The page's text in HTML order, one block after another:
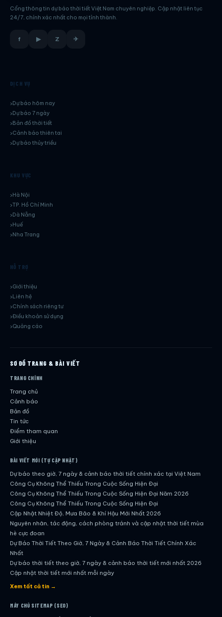
Cổng thông tin dự báo thời tiết Việt Nam chuyên nghiệp. Cập nhật liên tục
24/7, chính xác nhất cho mọi tỉnh thành.
f ▶ Z ✈
DỊCH VỤ
Dự báo hôm nay
Dự báo 7 ngày
Bản đồ thời tiết
Cảnh báo thiên tai
Dự báo thủy triều
KHU VỰC
Hà Nội
TP. Hồ Chí Minh
Dà Nẵng
Huế
Nha Trang
HỖ TRỢ
Giới thiệu
Liên hệ
Chính sách riêng tư
Điều khoản sử dụng
Quảng cáo
SƠ ĐỒ TRANG & BÀI VIẾT
TRANG CHÍNH
Trang chủ
Cảnh báo
Bản đồ
Tin tức
Điểm tham quan
Giới thiệu
BÀI VIẾT MỚI (TỰ CẬP NHẬT)
Dự báo theo giờ, 7 ngày & cảnh báo thời tiết chính xác tại Việt Nam
Công Cụ Không Thể Thiếu Trong Cuộc Sống Hiện Đại
Công Cụ Không Thể Thiếu Trong Cuộc Sống Hiện Đại Năm 2026
Công Cụ Không Thể Thiếu Trong Cuộc Sống Hiện Đại
Cập Nhật Nhiệt Độ, Mưa Bão & Khí Hậu Mới Nhất 2026
Nguyên nhân, tác động, cách phòng tránh và cập nhật thời tiết mùa
hè cực đoan
Dự Báo Thời Tiết Theo Giờ, 7 Ngày & Cảnh Báo Thời Tiết Chính Xác
Nhất
Dự báo thời tiết theo giờ, 7 ngày & cảnh báo thời tiết mới nhất 2026
Cập nhật thời tiết mới nhất mỗi ngày
Hướng dẫn đầy đủ về dự báo thời tiết hiện đại
Dự Báo Thời Tiết Theo Giờ, 7 Ngày & Cảnh Báo Thời Tiết Chính Xác
Xem tất cả tin →
MÁY CHỦ SITEMAP (SEO)